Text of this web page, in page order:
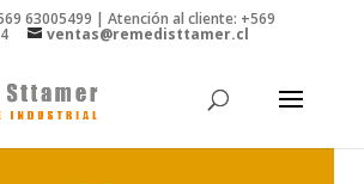
63005499 | Atención al cliente: +569
ventas@remedisttamer.cl